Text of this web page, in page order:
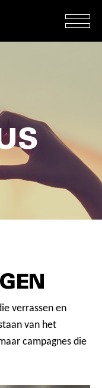
verrassen en
van het
campagnes die